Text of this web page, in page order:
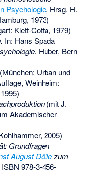
Psychologie, Hrsg. H.
1973)
Klett-Cotta, 1979)
In: Hans Spada
Huber, Bern
Urban und
Weinheim:
(mit J.
Akademischer
2005)
Grundfragen
August Döllezum
ISBN 978-3-456-